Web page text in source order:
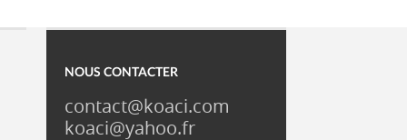
NOUS CONTACTER
contact@koaci.com
koaci@yahoo.fr